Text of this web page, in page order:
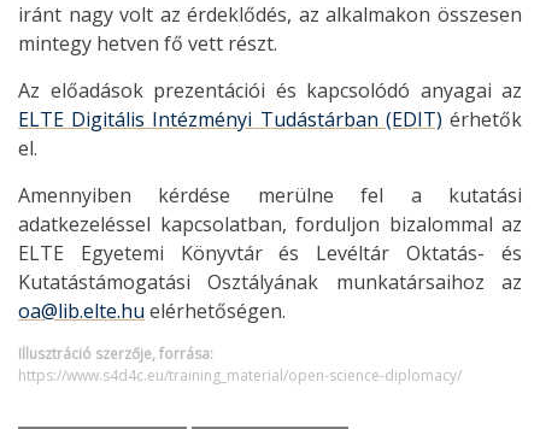
iránt nagy volt az érdeklődés, az alkalmakon összesen
mintegy hetven fő vett részt.
Az előadások prezentációi és kapcsolódó anyagai az
ELTE Digitális Intézményi Tudástárban (EDIT) érhetők
el.
Amennyiben kérdése merülne fel a kutatási
adatkezeléssel kapcsolatban, forduljon bizalommal az
ELTE Egyetemi Könyvtár és Levéltár Oktatás- és
Kutatástámogatási Osztályának munkatársaihoz az
oa@lib.elte.hu elérhetőségen.
Illusztráció szerzője, forrása:
https://www.s4d4c.eu/training_material/open-science-diplomacy/